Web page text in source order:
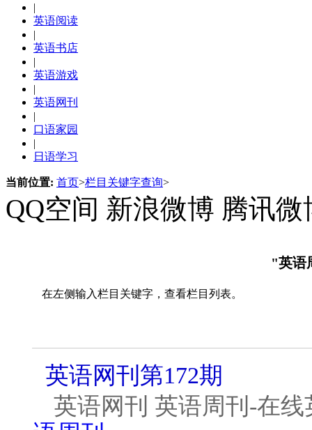
|
英语阅读
|
英语书店
|
英语游戏
|
英语网刊
|
口语家园
|
日语学习
当前位置: 首页>栏目关键字查询>
QQ空间 新浪微博 腾讯微
"英语
在左侧输入栏目关键字，查看栏目列表。
英语网刊第172期
英语网刊 英语周刊-在线